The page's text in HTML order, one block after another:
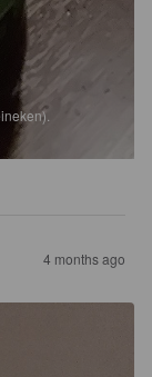
4 months ago